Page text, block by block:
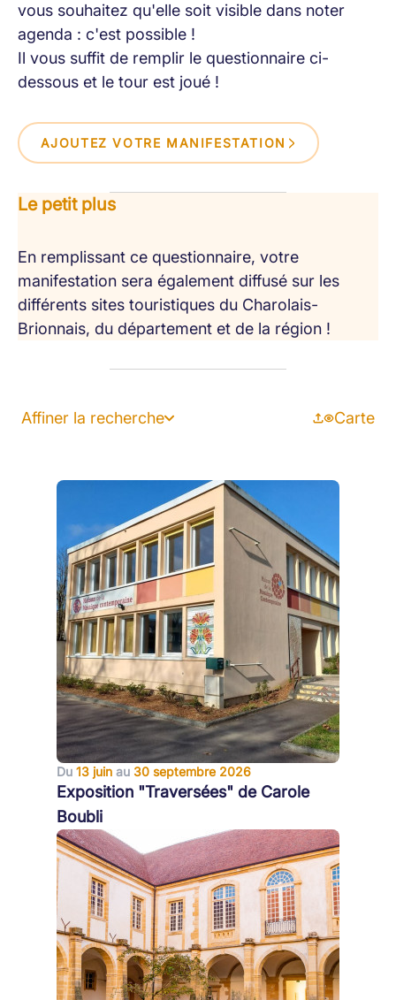
vous souhaitez qu'elle soit visible dans noter
agenda : c'est possible !
Il vous suffit de remplir le questionnaire ci-
dessous et le tour est joué !
AJOUTEZ VOTRE MANIFESTATION
Le petit plus
En remplissant ce questionnaire, votre
manifestation sera également diffusé sur les
différents sites touristiques du Charolais-
Brionnais, du département et de la région !
Affiner la recherche Carte
Du 13 juin au 30 septembre 2026
Exposition "Traversées" de Carole
Boubli